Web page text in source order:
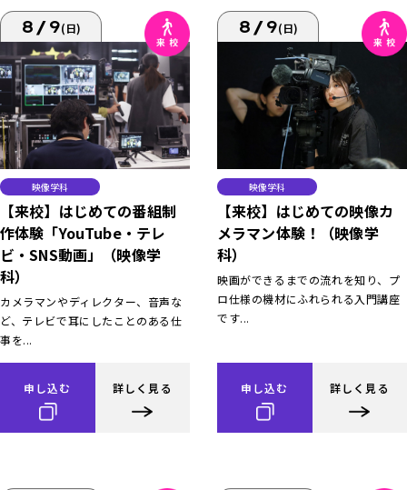
8/9(日)
映像学科
【来校】はじめての番組制
作体験「YouTube・テレ
ビ・SNS動画」（映像学
科）
カメラマンやディレクター、音声な
ど、テレビで耳にしたことのある仕
事を...
申し込む 詳しく見る
8/9(日)
映像学科
【来校】はじめての映像カ
メラマン体験！（映像学
科）
映画ができるまでの流れを知り、プ
ロ仕様の機材にふれられる入門講座
です...
申し込む 詳しく見る